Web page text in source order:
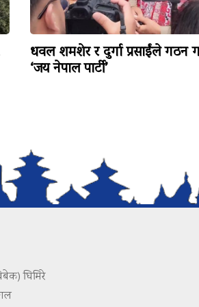
धवल शमशेर र दुर्गा प्रसाईंले गठन
‘जय नेपाल पार्टी’
घिमिरे